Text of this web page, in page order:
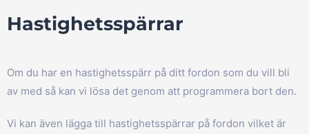
Hastighetsspärrar
Om du har en hastighetsspärr på ditt fordon som du vill bli
av med så kan vi lösa det genom att programmera bort den.
Vi kan även lägga till hastighetsspärrar på fordon vilket är